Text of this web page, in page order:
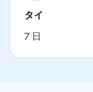
タイ
7 日